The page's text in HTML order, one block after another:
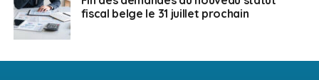
fiscal belge le 31 juillet prochain